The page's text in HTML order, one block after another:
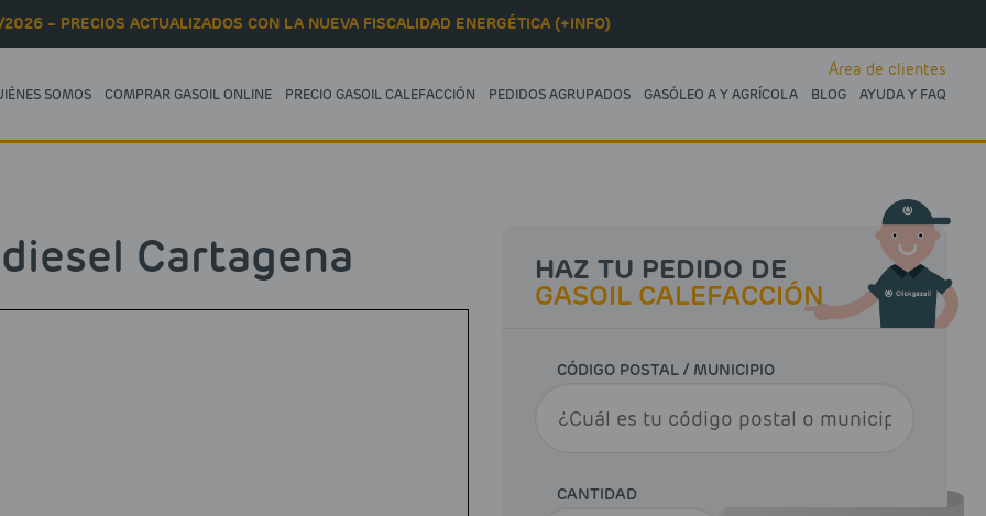
– PRECIOS ACTUALIZADOS CON LA NUEVA FISCALIDAD ENERGÉTICA (+INFO)
SOMOS COMPRAR GASOIL ONLINE PRECIO GASOIL CALEFACCIÓN PEDIDOS AGRUPADOS GASÓLEO A Y AGRÍCOLA BLOG AYUDA Y FAQ
Área de clientes
Cartagena HAZ TU PEDIDO DE
GASOIL CALEFACCIÓN
CÓDIGO POSTAL / MUNICIPIO
CANTIDAD